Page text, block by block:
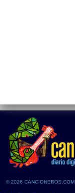
© 2026 CANCIONEROS.COM